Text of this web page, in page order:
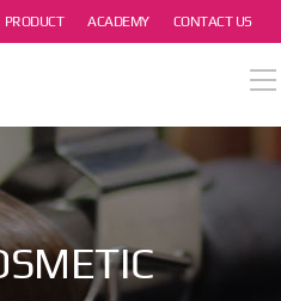
PRODUCT ACADEMY CONTACT US